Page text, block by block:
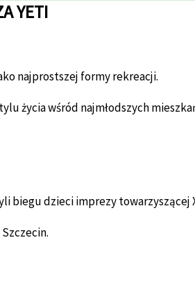
YETI
najprostszej formy rekreacji.
życia wśród najmłodszych
biegu dzieci imprezy towarzyszącej